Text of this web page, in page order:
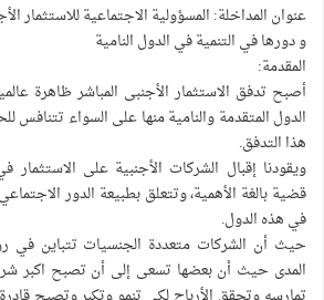
عنوان المداخلة: المسؤولية الاجتماعية للاستثمار
و دورها في التنمية في الدول النامية
المقدمة:
أصبح تدفق الاستثمار الأجنبى المباشر ظاهرة
الدول المتقدمة والنامية منها على السواء
هذا التدفق.
ويقودنا إقبال الشركات الأجنبية على الاستثمار
قضية بالغة الأهمية، وتتعلق بطبيعة الدور
في هذه الدول.
حيث أن الشركات متعددة الجنسيات تتباين في
المدى حيث أن بعضها تسعى إلى أن تصبح اكبر